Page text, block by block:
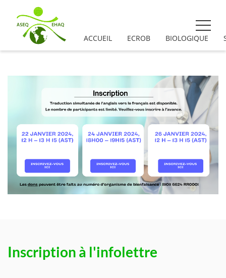
ACCUEIL ECROB BIOLOGIQUE
Inscription à l'infolettre